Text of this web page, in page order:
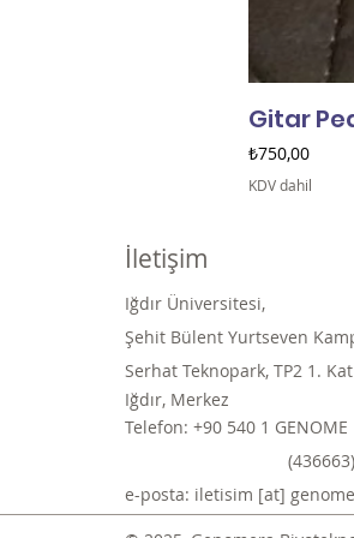
Gitar
Fiyat
₺750,00
KDV dahil
İletişim
Iğdır Üniversitesi,
Şehit Bülent Yurtseven
Serhat Teknopark, TP2 1.
Iğdır, Merkez
Telefon: +90 540 1 GENOME
(436663)
e-posta: iletisim [at]